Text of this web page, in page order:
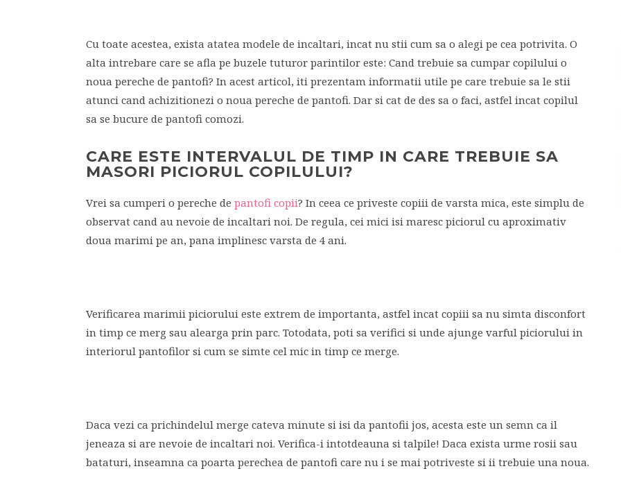
Cu toate acestea, exista atatea modele de incaltari, incat nu stii cum sa o alegi pe cea potrivita. O
alta intrebare care se afla pe buzele tuturor parintilor este: Cand trebuie sa cumpar copilului o
noua pereche de pantofi? In acest articol, iti prezentam informatii utile pe care trebuie sa le stii
atunci cand achizitionezi o noua pereche de pantofi. Dar si cat de des sa o faci, astfel incat copilul
sa se bucure de pantofi comozi.
CARE ESTE INTERVALUL DE TIMP IN CARE TREBUIE SA
MASORI PICIORUL COPILULUI?
Vrei sa cumperi o pereche de pantofi copii? In ceea ce priveste copiii de varsta mica, este simplu de
observat cand au nevoie de incaltari noi. De regula, cei mici isi maresc piciorul cu aproximativ
doua marimi pe an, pana implinesc varsta de 4 ani.
Verificarea marimii piciorului este extrem de importanta, astfel incat copiii sa nu simta disconfort
in timp ce merg sau alearga prin parc. Totodata, poti sa verifici si unde ajunge varful piciorului in
interiorul pantofilor si cum se simte cel mic in timp ce merge.
Daca vezi ca prichindelul merge cateva minute si isi da pantofii jos, acesta este un semn ca il
jeneaza si are nevoie de incaltari noi. Verifica-i intotdeauna si talpile! Daca exista urme rosii sau
bataturi, inseamna ca poarta perechea de pantofi care nu i se mai potriveste si ii trebuie una noua.